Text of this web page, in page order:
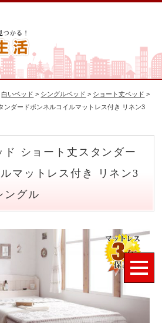
白いベッド > シングルベッド > ショート丈ベッド >
ンダードボンネルコイルマットレス付き リネン3
ド ショート丈スタンダー
マットレス付き リネン3
ングル